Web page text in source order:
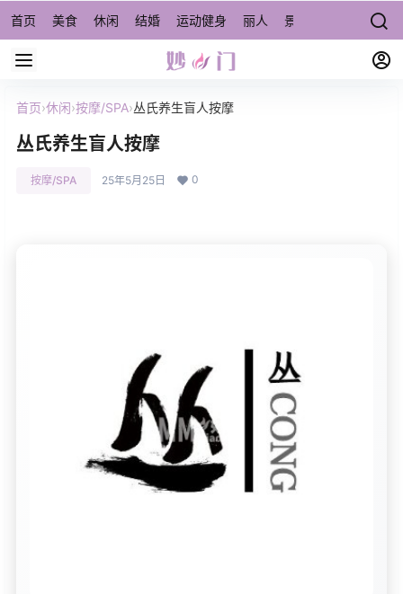
首页 美食 休闲 结婚 运动健身 丽人 景点/周边游 宠物
首页›休闲›按摩/SPA›丛氏养生盲人按摩
丛氏养生盲人按摩
按摩/SPA 25年5月25日 0